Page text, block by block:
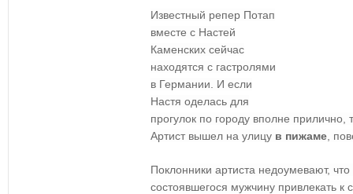
Известный репер Потап
вместе с Настей
Каменских сейчас
находятся с гастролями
в Германии. И если
Настя оделась для
прогулок по городу вполне прилично,
Артист вышел на улицу в пижаме ,
Поклонники артиста недоумевают, что
состоявшегося мужчину привлекать